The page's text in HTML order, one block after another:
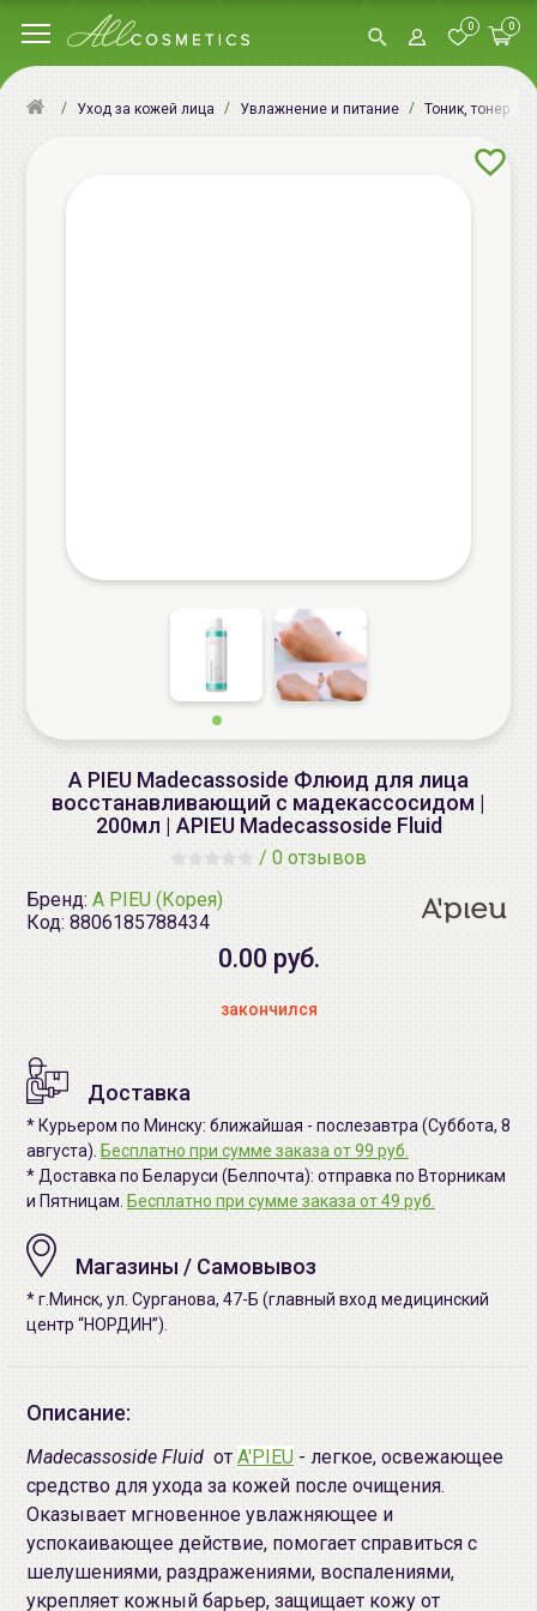
0 0
Уход за кожей лица Увлажнение и питание Тоник, тонер
A PIEU Madecassoside Флюид для лица
восстанавливающий с мадекассосидом |
200мл | APIEU Madecassoside Fluid
/ 0 отзывов
Бренд: A PIEU (Корея)
Код: 8806185788434
0.00 руб.
закончился
Доставка
* Курьером по Минску: ближайшая - послезавтра (Суббота, 8
августа). Бесплатно при сумме заказа от 99 руб.
* Доставка по Беларуси (Белпочта): отправка по Вторникам
и Пятницам. Бесплатно при сумме заказа от 49 руб.
Магазины / Самовывоз
* г.Минск, ул. Сурганова, 47-Б (главный вход медицинский
центр “НОРДИН”).
Описание:
Madecassoside Fluid от A'PIEU - легкое, освежающее
средство для ухода за кожей после очищения.
Оказывает мгновенное увлажняющее и
успокаивающее действие, помогает справиться с
шелушениями, раздражениями, воспалениями,
укрепляет кожный барьер, защищает кожу от